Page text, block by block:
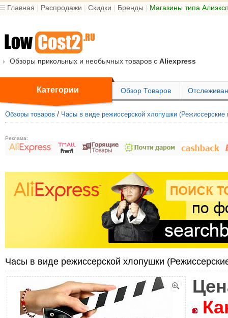
Главная | Распродажи | Скидки | Бренды | Магазины типа
Обзоры прикольных и необычных товаров с Aliexpress
Категории Обзор Товаров
Обзоры товаров / Часы в виде режиссерской хлопушки
Реклама:
Часы в виде режиссерской хлопушки